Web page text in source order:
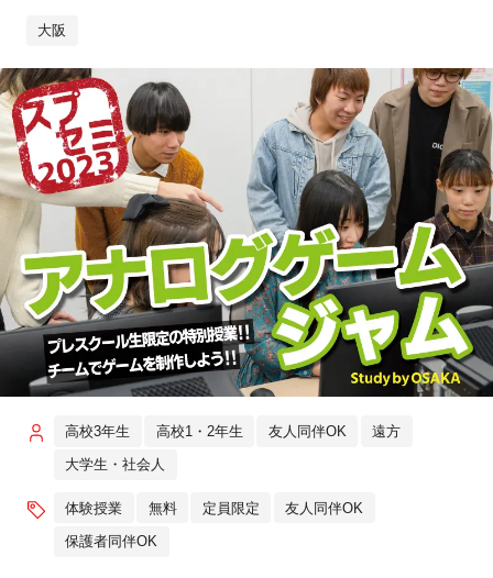
大阪
高校3年生 高校1・2年生 友人同伴OK 遠方
大学生・社会人
体験授業 無料 定員限定 友人同伴OK
保護者同伴OK